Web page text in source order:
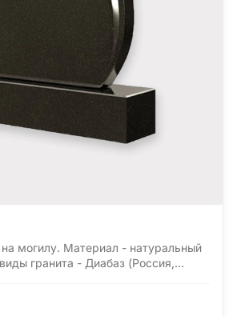
могилу. Материал - натуральный
гранита - Диабаз (Россия,
область), Лабродарит